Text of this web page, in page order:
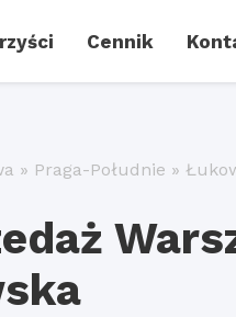
Cennik
» Praga-Południe »